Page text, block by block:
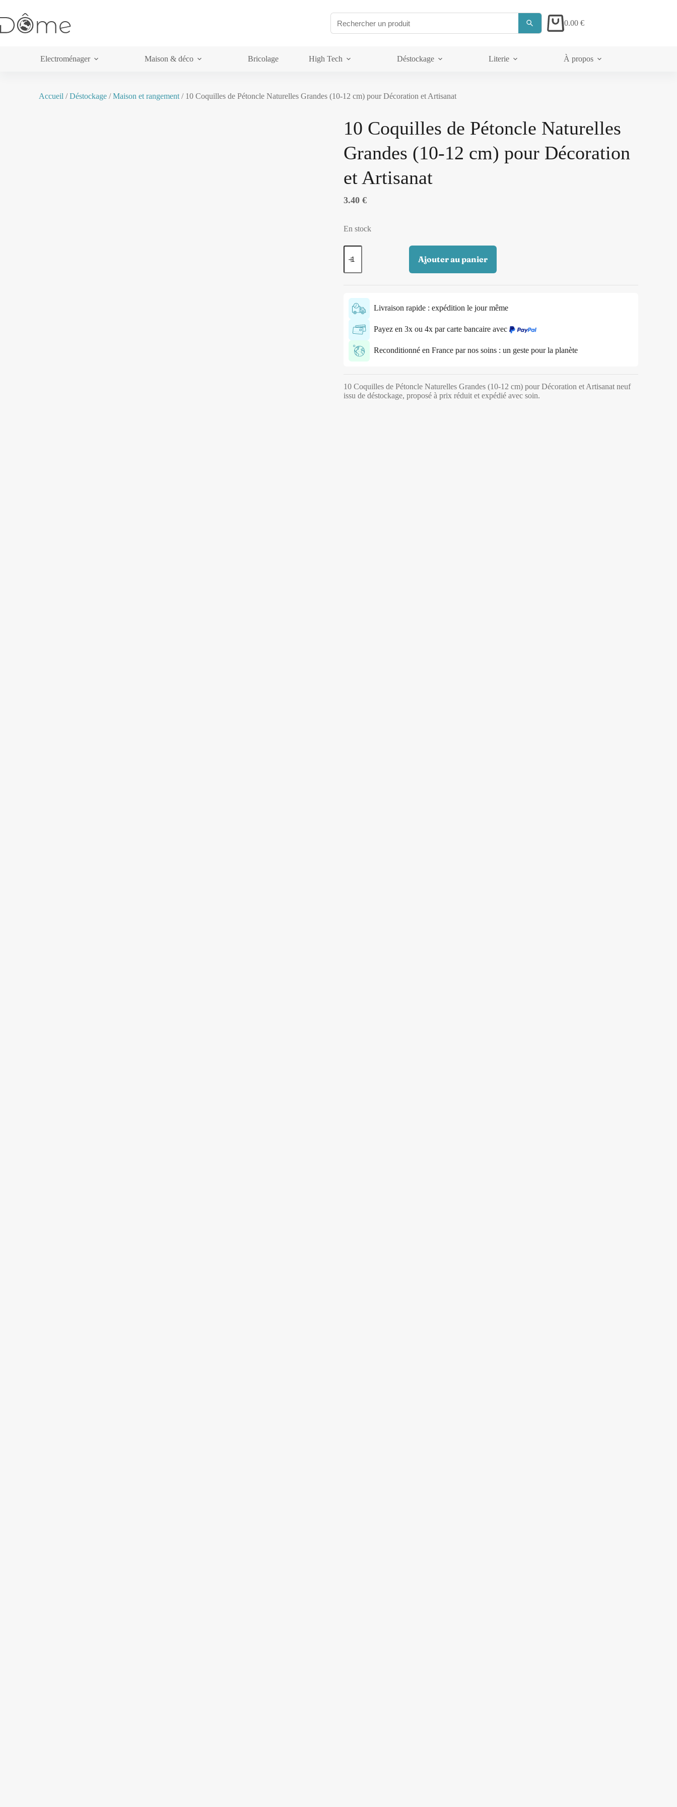
0.00 €
Electroménager Maison & déco Bricolage High Tech Déstockage Literie À propos
Accueil /Déstockage /Maison et rangement / 10 Coquilles de Pétoncle Naturelles Grandes (10-12 cm) pour Décoration et Artisanat
10 Coquilles de Pétoncle Naturelles
Grandes (10-12 cm) pour Décoration
et Artisanat
3.40 €
En stock
Ajouter au panier
Livraison rapide : expédition le jour même
Payez en 3x ou 4x par carte bancaire avec
Reconditionné en France par nos soins : un geste pour la planète
10 Coquilles de Pétoncle Naturelles Grandes (10-12 cm) pour Décoration et Artisanat neuf
issu de déstockage, proposé à prix réduit et expédié avec soin.